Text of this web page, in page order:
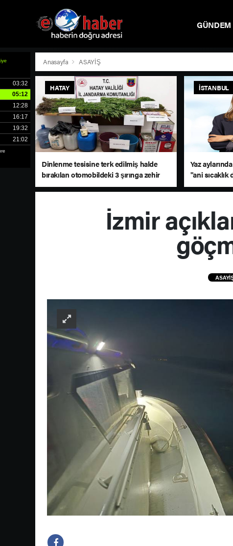
GÜNDEM
Anasayfa ASAYİŞ
HATAY
Dinlenme tesisine terk edilmiş halde
bırakılan otomobildeki 3 şırınga zehir
tacirini ele verdi
İSTANBUL
Yaz
"ani sıcaklık
İzmir